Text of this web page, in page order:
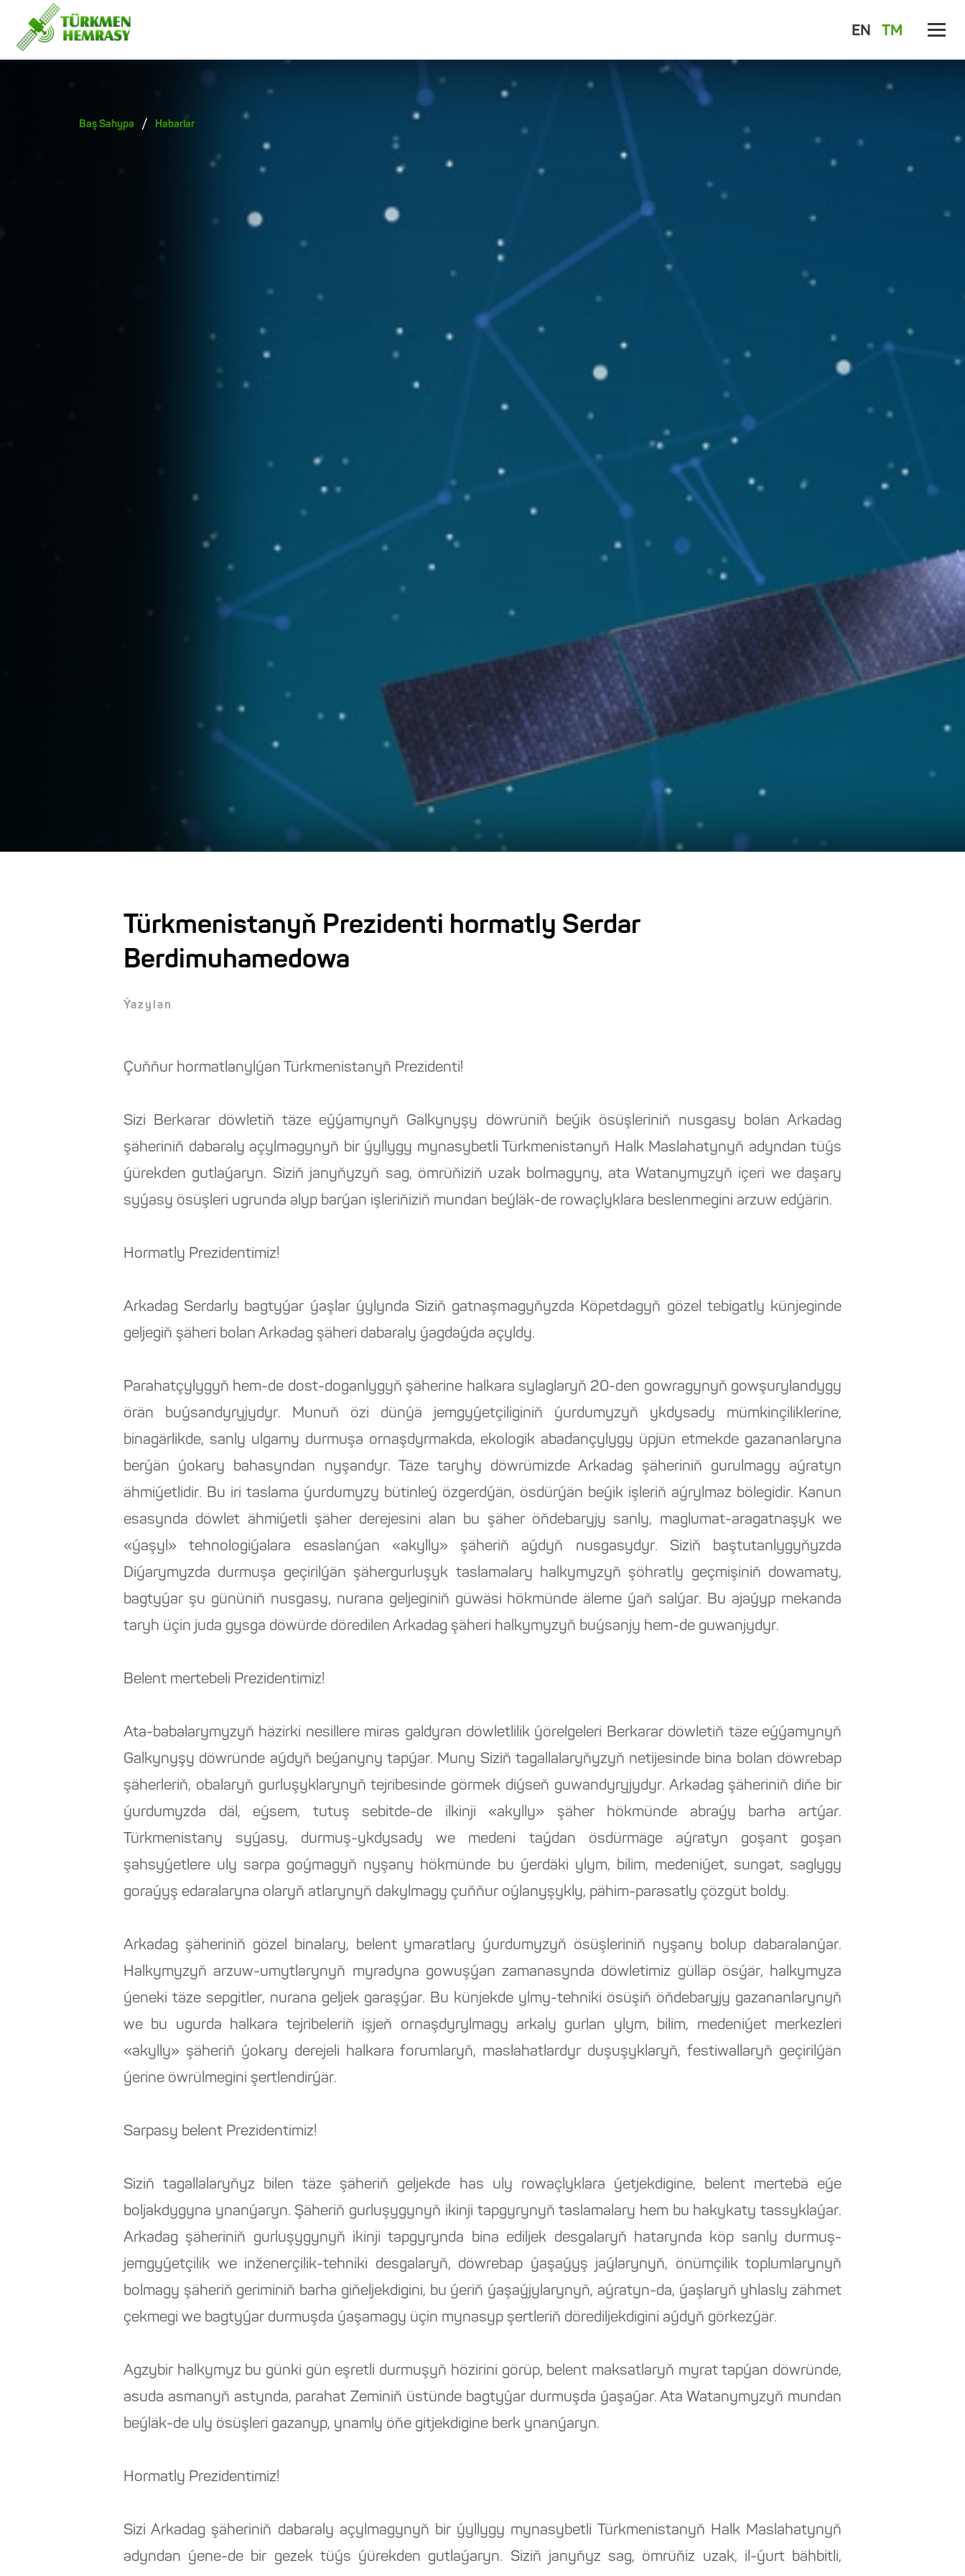
EN TM
Baş Sahypa / Habarlar
Türkmenistanyň Prezidenti hormatly Serdar
Berdimuhamedowa
Ýazylan
Çuňňur hormatlanylýan Türkmenistanyň Prezidenti!
Sizi Berkarar döwletiň täze eýýamynyň Galkynyşy döwrüniň beýik ösüşleriniň nusgasy bolan Arkadag
şäheriniň dabaraly açylmagynyň bir ýyllygy mynasybetli Türkmenistanyň Halk Maslahatynyň adyndan tüýs
ýürekden gutlaýaryn. Siziň janyňyzyň sag, ömrüňiziň uzak bolmagyny, ata Watanymyzyň içeri we daşary
syýasy ösüşleri ugrunda alyp barýan işleriňiziň mundan beýläk-de rowaçlyklara beslenmegini arzuw edýärin.
Hormatly Prezidentimiz!
Arkadag Serdarly bagtyýar ýaşlar ýylynda Siziň gatnaşmagyňyzda Köpetdagyň gözel tebigatly künjeginde
geljegiň şäheri bolan Arkadag şäheri dabaraly ýagdaýda açyldy.
Parahatçylygyň hem-de dost-doganlygyň şäherine halkara sylaglaryň 20-den gowragynyň gowşurylandygy
örän buýsandyryjydyr. Munuň özi dünýä jemgyýetçiliginiň ýurdumyzyň ykdysady mümkinçiliklerine,
binagärlikde, sanly ulgamy durmuşa ornaşdyrmakda, ekologik abadançylygy üpjün etmekde gazananlaryna
berýän ýokary bahasyndan nyşandyr. Täze taryhy döwrümizde Arkadag şäheriniň gurulmagy aýratyn
ähmiýetlidir. Bu iri taslama ýurdumyzy bütinleý özgerdýän, ösdürýän beýik işleriň aýrylmaz bölegidir. Kanun
esasynda döwlet ähmiýetli şäher derejesini alan bu şäher öňdebaryjy sanly, maglumat-aragatnaşyk we
«ýaşyl» tehnologiýalara esaslanýan «akylly» şäheriň aýdyň nusgasydyr. Siziň baştutanlygyňyzda
Diýarymyzda durmuşa geçirilýän şähergurluşyk taslamalary halkymyzyň şöhratly geçmişiniň dowamaty,
bagtyýar şu gününiň nusgasy, nurana geljeginiň güwäsi hökmünde äleme ýaň salýar. Bu ajaýyp mekanda
taryh üçin juda gysga döwürde döredilen Arkadag şäheri halkymyzyň buýsanjy hem-de guwanjydyr.
Belent mertebeli Prezidentimiz!
Ata-babalarymyzyň häzirki nesillere miras galdyran döwletlilik ýörelgeleri Berkarar döwletiň täze eýýamynyň
Galkynyşy döwründe aýdyň beýanyny tapýar. Muny Siziň tagallalaryňyzyň netijesinde bina bolan döwrebap
şäherleriň, obalaryň gurluşyklarynyň tejribesinde görmek diýseň guwandyryjydyr. Arkadag şäheriniň diňe bir
ýurdumyzda däl, eýsem, tutuş sebitde-de ilkinji «akylly» şäher hökmünde abraýy barha artýar.
Türkmenistany syýasy, durmuş-ykdysady we medeni taýdan ösdürmäge aýratyn goşant goşan
şahsyýetlere uly sarpa goýmagyň nyşany hökmünde bu ýerdäki ylym, bilim, medeniýet, sungat, saglygy
goraýyş edaralaryna olaryň atlarynyň dakylmagy çuňňur oýlanyşykly, pähim-parasatly çözgüt boldy.
Arkadag şäheriniň gözel binalary, belent ymaratlary ýurdumyzyň ösüşleriniň nyşany bolup dabaralanýar.
Halkymyzyň arzuw-umytlarynyň myradyna gowuşýan zamanasynda döwletimiz gülläp ösýär, halkymyza
ýeneki täze sepgitler, nurana geljek garaşýar. Bu künjekde ylmy-tehniki ösüşiň öňdebaryjy gazananlarynyň
we bu ugurda halkara tejribeleriň işjeň ornaşdyrylmagy arkaly gurlan ylym, bilim, medeniýet merkezleri
«akylly» şäheriň ýokary derejeli halkara forumlaryň, maslahatlardyr duşuşyklaryň, festiwallaryň geçirilýän
ýerine öwrülmegini şertlendirýär.
Sarpasy belent Prezidentimiz!
Siziň tagallalaryňyz bilen täze şäheriň geljekde has uly rowaçlyklara ýetjekdigine, belent mertebä eýe
boljakdygyna ynanýaryn. Şäheriň gurluşygynyň ikinji tapgyrynyň taslamalary hem bu hakykaty tassyklaýar.
Arkadag şäheriniň gurluşygynyň ikinji tapgyrynda bina ediljek desgalaryň hatarynda köp sanly durmuş-
jemgyýetçilik we inženerçilik-tehniki desgalaryň, döwrebap ýaşaýyş jaýlarynyň, önümçilik toplumlarynyň
bolmagy şäheriň geriminiň barha giňeljekdigini, bu ýeriň ýaşaýjylarynyň, aýratyn-da, ýaşlaryň yhlasly zähmet
çekmegi we bagtyýar durmuşda ýaşamagy üçin mynasyp şertleriň dörediljekdigini aýdyň görkezýär.
Agzybir halkymyz bu günki gün eşretli durmuşyň hözirini görüp, belent maksatlaryň myrat tapýan döwründe,
asuda asmanyň astynda, parahat Zeminiň üstünde bagtyýar durmuşda ýaşaýar. Ata Watanymyzyň mundan
beýläk-de uly ösüşleri gazanyp, ynamly öňe gitjekdigine berk ynanýaryn.
Hormatly Prezidentimiz!
Sizi Arkadag şäheriniň dabaraly açylmagynyň bir ýyllygy mynasybetli Türkmenistanyň Halk Maslahatynyň
adyndan ýene-de bir gezek tüýs ýürekden gutlaýaryn. Siziň janyňyz sag, ömrüňiz uzak, il-ýurt bähbitli,